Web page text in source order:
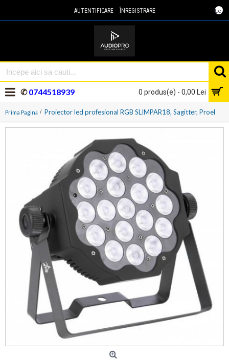
Lei
AUTENTIFICARE ÎNREGISTRARE
0 produs(e) - 0,00 Lei
✆0744518939
Prima Pagină Proiector led profesional RGB SLIMPAR18, Sagitter, Proel